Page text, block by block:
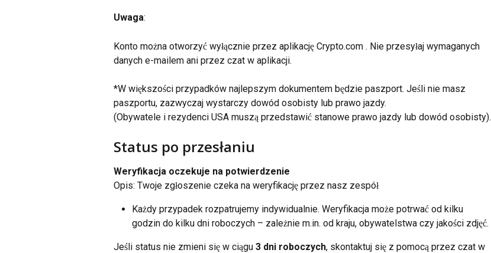
Uwaga:
Konto można otworzyć wyłącznie przez aplikację Crypto.com . Nie przesyłaj wymaganych
danych e-mailem ani przez czat w aplikacji.
*W większości przypadków najlepszym dokumentem będzie paszport. Jeśli nie masz
paszportu, zazwyczaj wystarczy dowód osobisty lub prawo jazdy.
(Obywatele i rezydenci USA muszą przedstawić stanowe prawo jazdy lub dowód osobisty).
Status po przesłaniu
Weryfikacja oczekuje na potwierdzenie
Opis: Twoje zgłoszenie czeka na weryfikację przez nasz zespół
Każdy przypadek rozpatrujemy indywidualnie. Weryfikacja może potrwać od kilku
godzin do kilku dni roboczych – zależnie m.in. od kraju, obywatelstwa czy jakości zdjęć.
Jeśli status nie zmieni się w ciągu 3 dni roboczych, skontaktuj się z pomocą przez czat w